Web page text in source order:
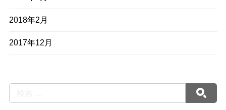
2018年2月
2017年12月